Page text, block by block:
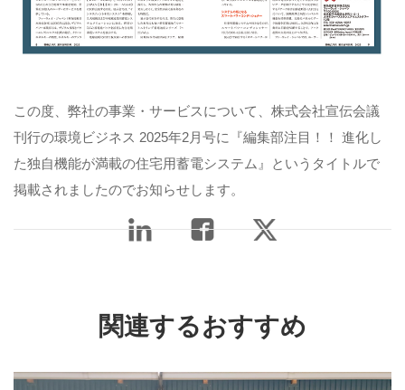
この度、弊社の事業・サービスについて、株式会社宣伝会議
刊行の環境ビジネス 2025年2月号に『編集部注目！！ 進化し
た独自機能が満載の住宅用蓄電システム』というタイトルで
掲載されましたのでお知らせします。
関連するおすすめ